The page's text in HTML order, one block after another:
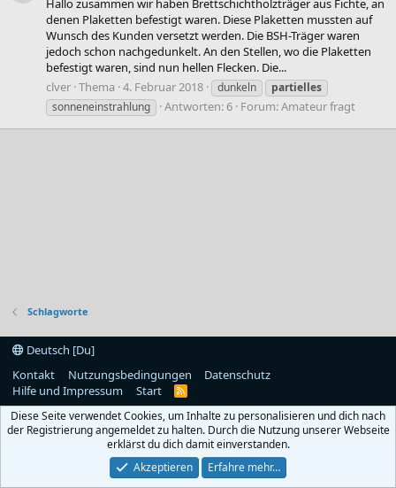
Hallo zusammen wir haben Brettschichtholzträger aus Fichte, an
denen Plaketten befestigt waren. Diese Plaketten mussten auf
Wunsch des Kunden versetzt werden. Die BSH-Träger waren
jedoch schon nachgedunkelt. An den Stellen, wo die Plaketten
befestigt waren, sind nun hellen Flecken. Die...
clver Thema 4. Februar 2018 dunkeln
partielles
sonneneinstrahlung
Antworten: 6 Forum:Amateur fragt
Schlagworte
Deutsch [Du]
Kontakt
Nutzungsbedingungen
Datenschutz
Hilfe und Impressum
Start
R
S
Diese Seite verwendet Cookies, um Inhalte zu personalisieren und dich nach
der Registrierung angemeldet zu halten. Durch die Nutzung unserer Webseite
erklärst du dich damit einverstanden.
Akzeptieren
Erfahre mehr…